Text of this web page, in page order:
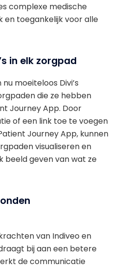
complexe medische
toegankelijk voor alle
in elk zorgpad
moeiteloos Divi’s
die ze hebben
Journey App. Door
of een link toe te voegen
Journey App, kunnen
visualiseren en
beeld geven van wat ze
van Indiveo en
bij aan een betere
de communicatie